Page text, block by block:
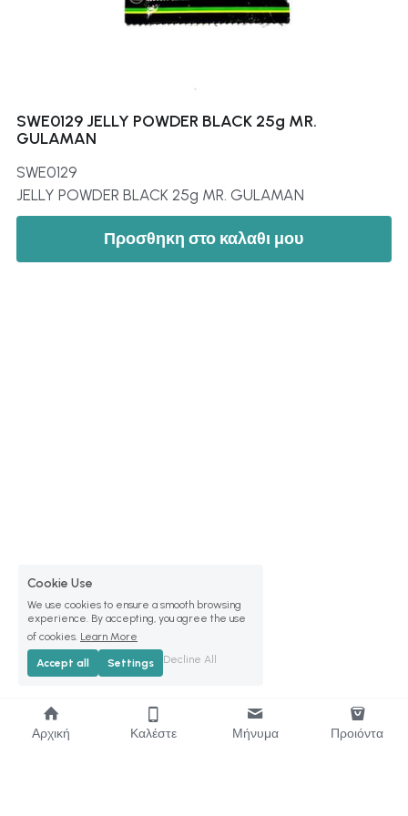
SWE0129 JELLY POWDER BLACK 25g MR.
GULAMAN
SWE0129
JELLY POWDER BLACK 25g MR. GULAMAN
Προσθηκη στο καλαθι μου
Αρχική Καλέστε Μήνυμα Προιόντα
Cookie Use
We use cookies to ensure a smooth browsing
experience. By accepting, you agree the use
of cookies. Learn More
Accept all Settings Decline All